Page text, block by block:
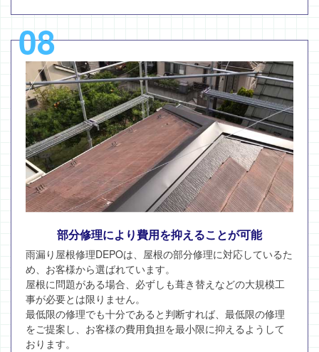
08
部分修理により費用を抑えることが可能
雨漏り屋根修理DEPOは、屋根の部分修理に対応しているた
め、お客様から選ばれています。
屋根に問題がある場合、必ずしも葺き替えなどの大規模工
事が必要とは限りません。
最低限の修理でも十分であると判断すれば、最低限の修理
をご提案し、お客様の費用負担を最小限に抑えるようして
おります。